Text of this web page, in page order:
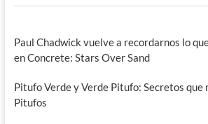
Paul Chadwick vuelve a recordarnos lo
en Concrete: Stars Over Sand
Pitufo Verde y Verde Pitufo: Secretos que
Pitufos